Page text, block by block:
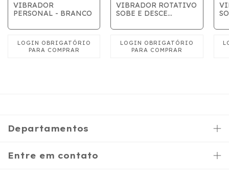
VIBRADOR
PERSONAL - BRANCO
VIBRADOR ROTATIVO
SOBE E DESCE
ESTIMULADOR ROSA
Departamentos
Entre em contato